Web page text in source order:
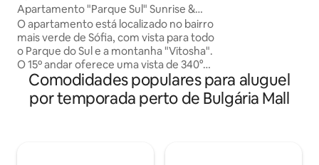
Apartamento "Parque Sul" Sunrise &
Sunset 340°
O apartamento está localizado no bairro
mais verde de Sófia, com vista para todo
o Parque do Sul e a montanha "Vitosha".
O 15º andar oferece uma vista de 340°
de toda a parte sul de Sófia, com duas
enormes varandas com nascer e pôr do
sol de tirar o fôlego. O apartamento tem
estadia sem
Comodidades populares para aluguel
por temporada perto de Bulgária Mall